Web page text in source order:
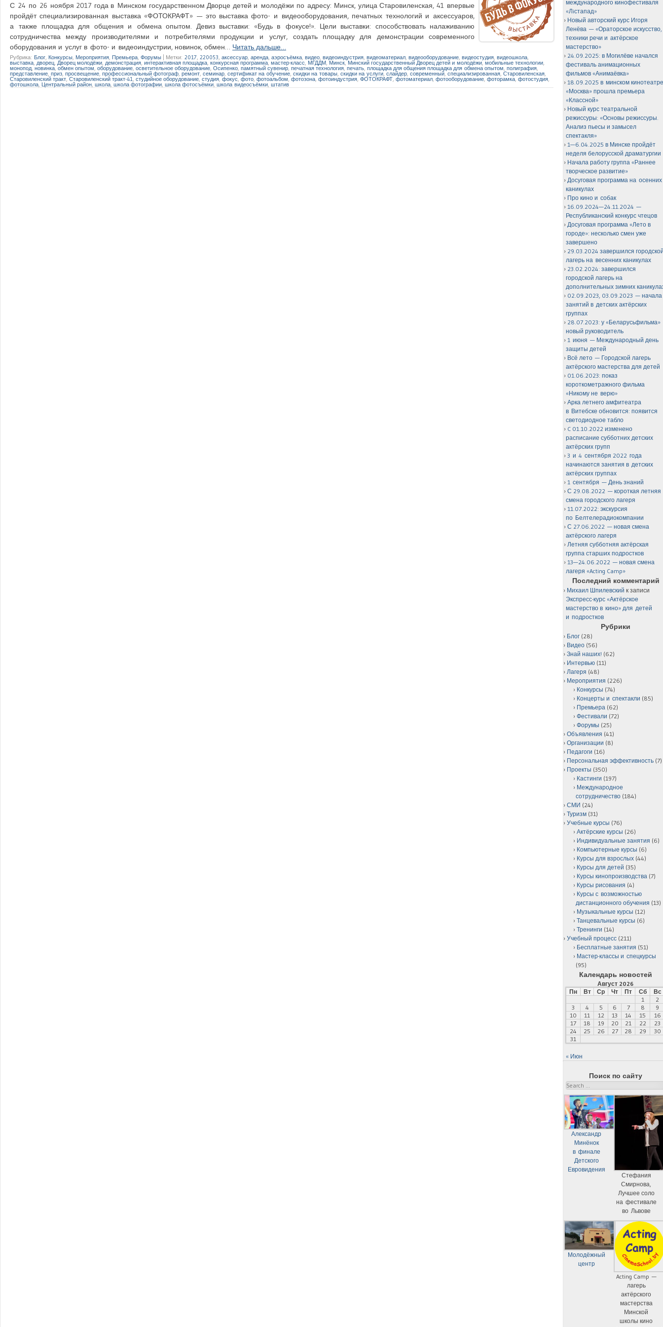
С 24 по 26 ноября 2017 года в Минском государственном Дворце детей и молодёжи по адресу: Минск, улица Старовиленская, 41 впервые
пройдёт специализированная выставка «ФОТОКРАФТ» — это выставка фото- и видеооборудования, печатных технологий и аксессуаров,
а также площадка для общения и обмена опытом. Девиз выставки: «Будь в фокусе!». Цели выставки: способствовать налаживанию
сотрудничества между производителями и потребителями продукции и услуг, создать площадку для демонстрации современного
оборудования и услуг в фото- и видеоиндустрии, новинок, обмен… Читать дальше…
Рубрика: Блог Конкурсы Мероприятия Премьера Форумы Метки: 2017 220053 аксессуар аренда аэросъёмка видео видеоиндустрия видеоматериал видеооборудование видеостудия видеошкола
выставка дворец Дворец молодёжи демонстрация интерактивная площадка конкурсная программа, мастер-класс МГДДМ ,Минск,Минский государственный Дворец детей и молодёжи, мобильные технологии
монопод ,новинка ,обмен опытом оборудование ,осветительное оборудование Осипенко памятный сувенир печатная технология, печать площадка для общения площадка для обмена опытом полиграфия
представление приз просвещение профессиональный фотограф ремонт семинар сертификат на обучение скидки на товары скидки на услуги,слайдер современный ,специализированная Старовиленская
Старовиленский тракт ,Старовиленский тракт-41 студийное оборудование, студия ,фокус фото фотоальбом ,фотозона фотоиндустрия ФОТОКРАФТ фотоматериал фотооборудование фоторамка фотостудия
фотошкола Центральный район школа школа фотографии школа фотосъёмки школа видеосъёмки штатив
международного кинофестиваля
«Лiстапад»
Новый авторский курс Игоря
Ленёва — «Ораторское искусство,
техники речи и актёрское
мастерство»
24.09.2025: в Могилёве начался
фестиваль анимационных
фильмов «Анимаёвка»
18.09.2025 в минском
«Москва» прошла премьера
«Классной»
Новый курс театральной
режиссуры: «Основы режиссуры.
Анализ пьесы и замысел
спектакля»
1—6.04.2025 в Минске пройдёт
неделя белорусской драматургии
Начала работу группа «Раннее
творческое развитие»
Досуговая программа на осенних
каникулах
Про кино и собак
16.09.2024—24.11.2024 —
Республиканский конкурс чтецов
Досуговая программа «Лето в
городе»: несколько смен уже
завершено
29.03.2024 завершился
лагерь на весенних каникулах
23.02.2024: завершился
городской лагерь на
дополнительных зимних
02.09.2023, 03.09.2023 — начала
занятий в детских актёрских
группах
28.07.2023: у «Беларусьфильма»
новый руководитель
1 июня — Международный день
защиты детей
Всё лето — Городской лагерь
актёрского мастерства для детей
01.06.2023: показ
короткометражного фильма
«Никому не верю»
Арка летнего амфитеатра
в Витебске обновится: появится
светодиодное табло
C 01.10.2022 изменено
расписание субботних детских
актёрских групп
3 и 4 сентября 2022 года
начинаются занятия в детских
актёрских группах
1 сентября — День знаний
С 29.08.2022 — короткая летняя
смена городского лагеря
11.07.2022: экскурсия
по Белтелерадиокомпании
С 27.06.2022 — новая смена
актёрского лагеря
Летняя субботняя актёрская
группа старших подростков
13—24.06.2022 — новая смена
лагеря «Acting Camp»
Последний комментарий
Михаил Шпилевский к записи
Экспресс-курс «Актёрское
мастерство в кино» для детей
и подростков
Рубрики
Блог (28)
Видео (56)
Знай наших! (62)
Интервью (11)
Лагеря (48)
Мероприятия (226)
Конкурсы (74)
Концерты и спектакли (85)
Премьера (62)
Фестивали (72)
Форумы (25)
Объявления (41)
Организации (8)
Педагоги (16)
Персональная эффективность (7)
Проекты (350)
Кастинги (197)
Международное
сотрудничество (184)
СМИ (24)
Туризм (31)
Учебные курсы (76)
Актёрские курсы (26)
Индивидуальные занятия (6)
Компьютерные курсы (6)
Курсы для взрослых (44)
Курсы для детей (35)
Курсы кинопроизводства (7)
Курсы рисования (4)
Курсы с возможностью
дистанционного обучения (13)
Музыкальные курсы (12)
Танцевальные курсы (6)
Тренинги (14)
Учебный процесс (211)
Бесплатные занятия (51)
Мастер-классы и спецкурсы
(95)
Календарь новостей
Август 2026
Пн
Вт Ср Чт Пт Сб
Вс
1
2
3
4 5 6 7 8
9
10
11 12 13 14 15
16
17
18 19 20 21 22
23
24
25 26 27 28 29
30
31
« Июн
Поиск по сайту
Search
Александр
Минёнок
в финале
Детского
Евровидения
Стефания
Смирнова,
Лучшее соло
на фестивале
во Львове
Молодёжный
центр
Acting Camp —
лагерь
актёрского
мастерства
Минской
школы кино